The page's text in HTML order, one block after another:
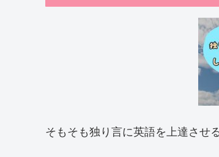
そもそも独り言に英語を上達させ